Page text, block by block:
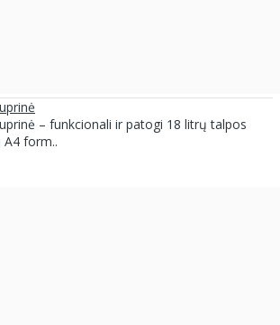
– funkcionali ir patogi 18 litrų talpos
A4 form..